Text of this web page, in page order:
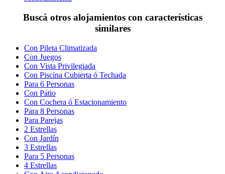
Buscá otros alojamientos con características
similares
Con Pileta Climatizada
Con Juegos
Con Vista Privilegiada
Con Piscina Cubierta ó Techada
Para 6 Personas
Con Patio
Con Cochera ó Estacionamiento
Para 8 Personas
Para Parejas
2 Estrellas
Con Jardín
3 Estrellas
Para 5 Personas
4 Estrellas